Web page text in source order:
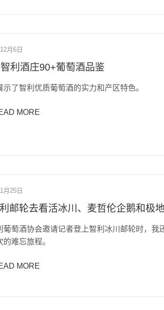
月6日
利酒庄90+葡萄酒品鉴
示了智利优质葡萄酒的实力和产区特色。
MORE
月25日
邮轮去看活冰川、麦哲伦企鹅和极
葡萄酒协会邀请记者登上智利冰川邮轮时，我
的难忘旅程。
MORE